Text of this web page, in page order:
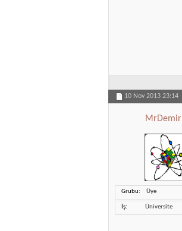
10 Nov 2013 23:14
MrDemir
Grubu Üye
İş Üniversite